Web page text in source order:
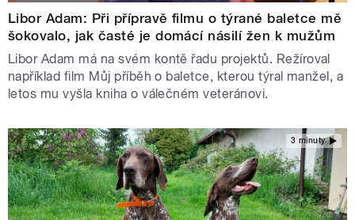
Libor Adam: Při přípravě filmu o týrané baletce mě
šokovalo, jak časté je domácí násilí žen k mužům
Libor Adam má na svém kontě řadu projektů. Režíroval
například film Můj příběh o baletce, kterou týral manžel, a
letos mu vyšla kniha o válečném veteránovi.
3 minuty